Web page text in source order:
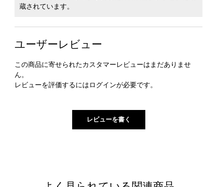
蔵されています。
ユーザーレビュー
この商品に寄せられたカスタマーレビューはまだありませ
ん。
レビューを評価するには ログインが必要です。